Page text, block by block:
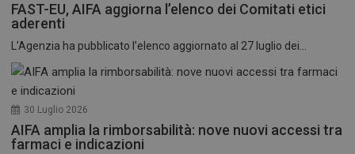
FAST-EU, AIFA aggiorna l’elenco dei Comitati etici
aderenti
L’Agenzia ha pubblicato l’elenco aggiornato al 27 luglio dei...
30 Luglio 2026
AIFA amplia la rimborsabilità: nove nuovi accessi tra
farmaci e indicazioni